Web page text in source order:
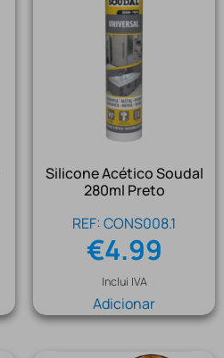
Silicone Acético Soudal
280ml Preto
REF: CONS008.1
€4.99
Inclui IVA
Adicionar